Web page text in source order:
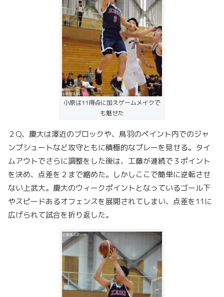
小原は11得点に加えゲームメイクで
も魅せた
２Q、慶大は澤近のブロックや、鳥羽のペイント内でのジャ
ンプシュートなど攻守ともに積極的なプレーを見せる。タイ
ムアウトでさらに調整をした後は、工藤が連続で３ポイント
を決め、点差を２まで縮めた。しかしここで簡単に逆転させ
ない上武大。慶大のウィークポイントとなっているゴール下
やスピードあるオフェンスを展開されてしまい、点差を11に
広げられて試合を折り返した。